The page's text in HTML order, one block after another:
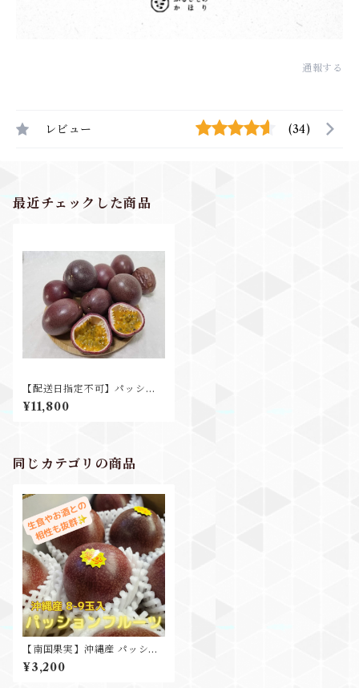
通報する
レビュー (34)
最近チェックした商品
【配送日指定不可】パッショ
ンフルーツ 鹿児島県産 10pk(1
pk3-5玉入) 業務用 家庭用
¥11,800
同じカテゴリの商品
【南国果実】沖縄産 パッショ
ンフルーツ 1箱8-10玉入 L-3
L
¥3,200